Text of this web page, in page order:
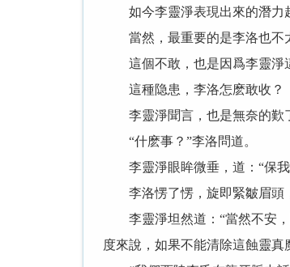
如今李靈淨表現出來的潛力越
當然，最重要的是李洛也不
這個不敢，也是因爲李靈淨這
這種隐患，李洛怎麽敢收？
李靈淨聞言，也是無奈的歎了
“什麽事？”李洛問道。
李靈淨眼眸微垂，道：“保我
李洛愣了愣，旋即緊皺眉頭
李靈淨坦然道：“當然不安，
度來說，如果不能清除這蝕靈